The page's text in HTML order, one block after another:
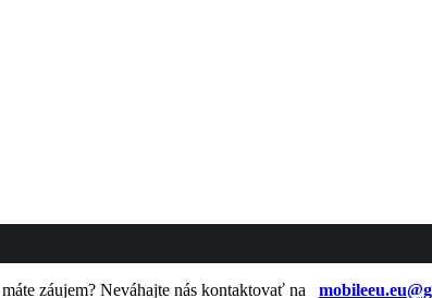
záujem? Neváhajte nás kontaktovať na